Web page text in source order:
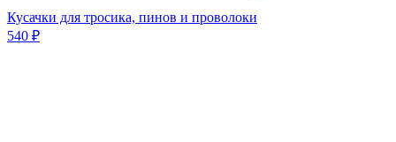
Кусачки для тросика, пинов и проволоки
540 ₽